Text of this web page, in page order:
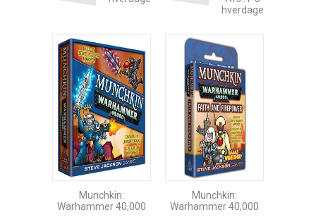
hverdage
Munchkin:
Warhammer 40,000
Munchkin:
Warhammer 40,000